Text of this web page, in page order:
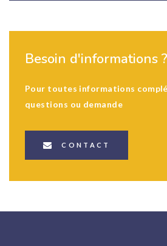
Besoin d'informations ?
Pour toutes informations
questions ou demande
CONTACT